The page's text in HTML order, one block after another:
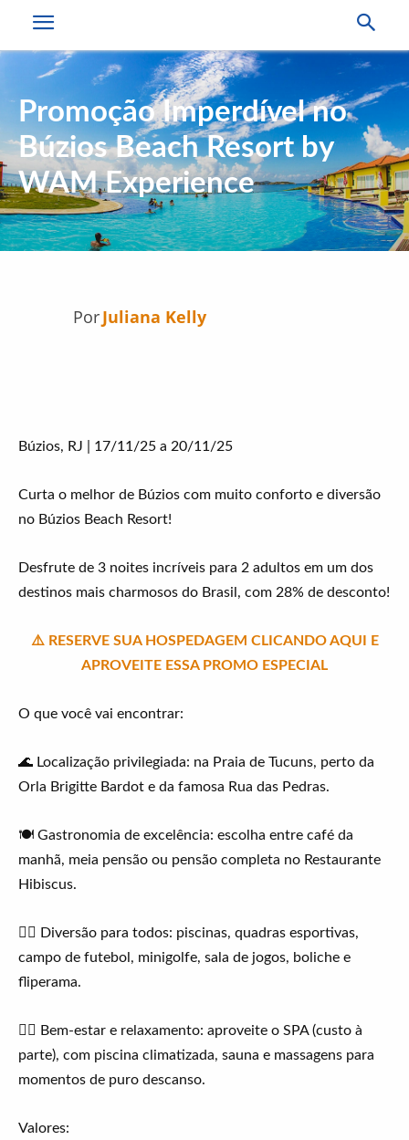
Promoção Imperdível no
Búzios Beach Resort by
WAM Experience
PorJuliana Kelly
Búzios, RJ | 17/11/25 a 20/11/25
Curta o melhor de Búzios com muito conforto e diversão
no Búzios Beach Resort!
Desfrute de 3 noites incríveis para 2 adultos em um dos
destinos mais charmosos do Brasil, com 28% de desconto!
⚠️ RESERVE SUA HOSPEDAGEM CLICANDO AQUI E
APROVEITE ESSA PROMO ESPECIAL
O que você vai encontrar:
🌊 Localização privilegiada: na Praia de Tucuns, perto da
Orla Brigitte Bardot e da famosa Rua das Pedras.
🍽 Gastronomia de excelência: escolha entre café da
manhã, meia pensão ou pensão completa no Restaurante
Hibiscus.
🏊‍♂️ Diversão para todos: piscinas, quadras esportivas,
campo de futebol, minigolfe, sala de jogos, boliche e
fliperama.
💆‍♀️ Bem-estar e relaxamento: aproveite o SPA (custo à
parte), com piscina climatizada, sauna e massagens para
momentos de puro descanso.
Valores: